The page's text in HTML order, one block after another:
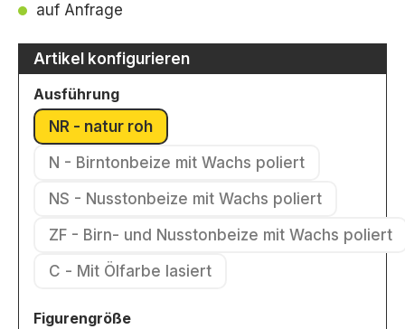
auf Anfrage
Artikel konfigurieren
Ausführungauswählen
NR - natur roh
(Diese Option ist zurzeit nicht verfügbar.)
N - Birntonbeize mit Wachs poliert
(Diese Option ist zurzeit nicht
NS - Nusstonbeize mit Wachs poliert
(Diese Option ist zurzeit nicht
ZF - Birn- und Nusstonbeize mit Wachs poliert
(Diese Option ist zurzeit
C - Mit Ölfarbe lasiert
(Diese Option ist zurzeit nicht verfügbar.)
Figurengrößeauswählen